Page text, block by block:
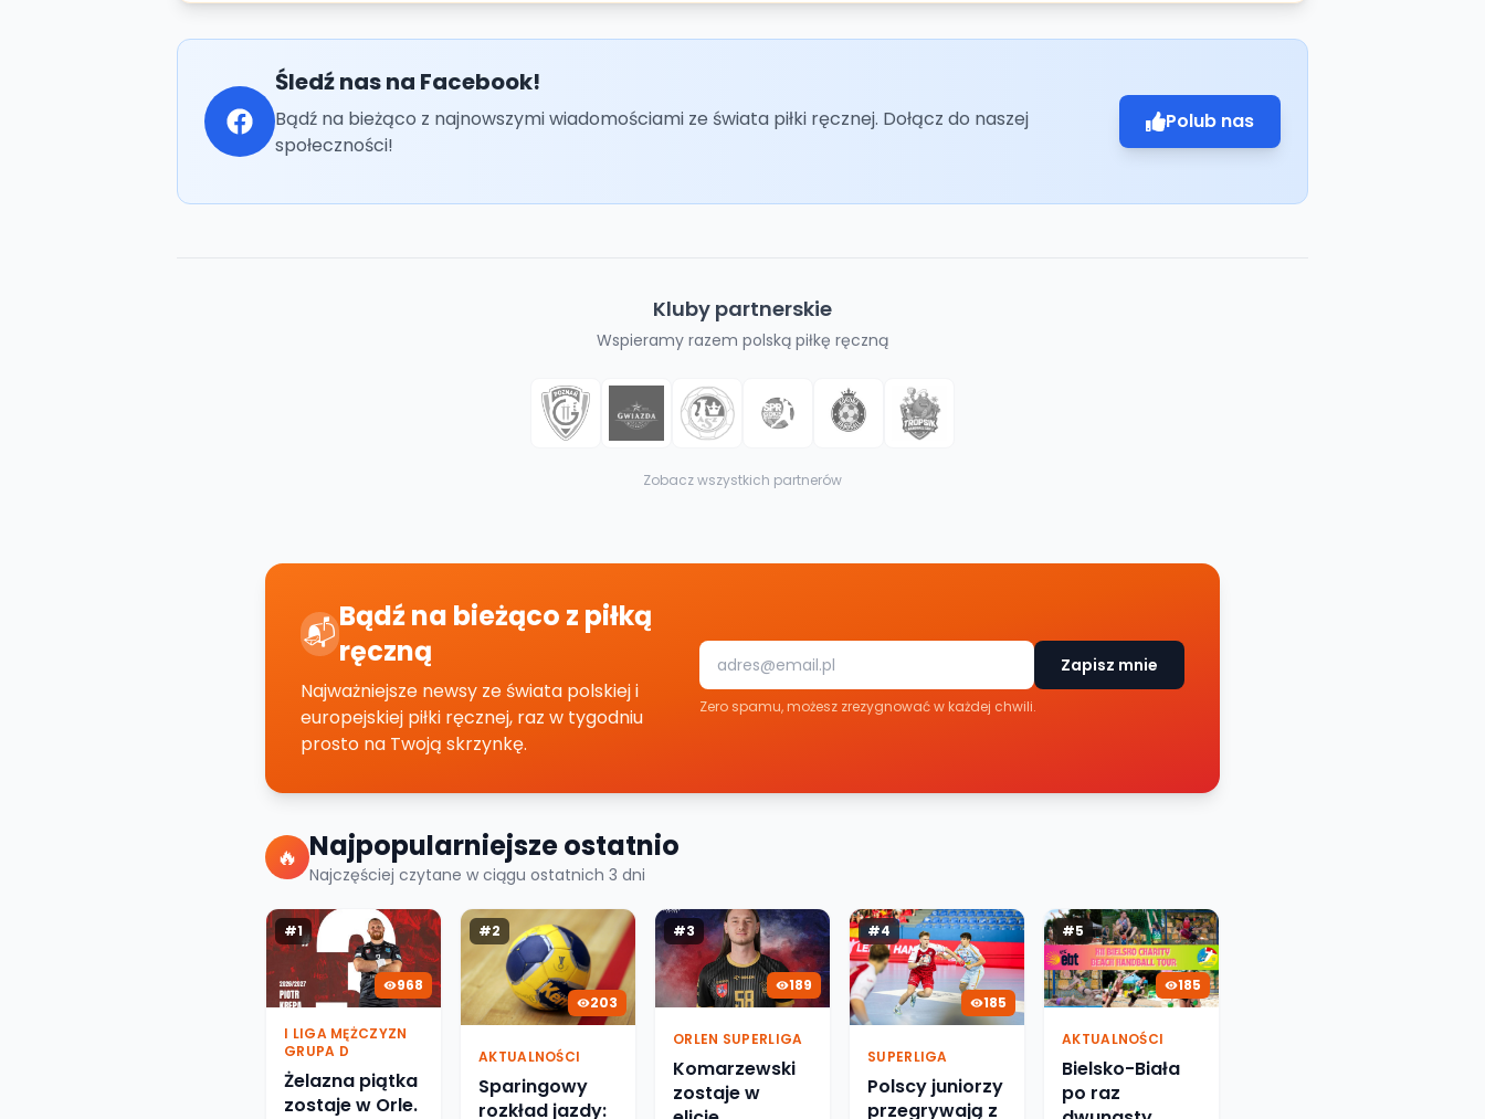
Śledź nas na Facebook!
Bądź na bieżąco z najnowszymi wiadomościami ze świata piłki ręcznej. Dołącz do naszej
społeczności!
Polub nas
Kluby partnerskie
Wspieramy razem polską piłkę ręczną
Zobacz wszystkich partnerów
📬Bądź na bieżąco z piłką
ręczną
Najważniejsze newsy ze świata polskiej i
europejskiej piłki ręcznej, raz w tygodniu
prosto na Twoją skrzynkę.
Zapisz mnie
Zero spamu, możesz zrezygnować w każdej chwili.
🔥 Najpopularniejsze ostatnio
Najczęściej czytane w ciągu ostatnich 3 dni
#1
968
I LIGA MĘŻCZYZN
GRUPA D
Żelazna piątka
zostaje w Orle.
#2
203
AKTUALNOŚCI
Sparingowy
rozkład jazdy:
#3
189
ORLEN SUPERLIGA
Komarzewski
zostaje w
#4
185
SUPERLIGA
Polscy juniorzy
przegrywają z
#5
185
AKTUALNOŚCI
Bielsko-Biała
po raz